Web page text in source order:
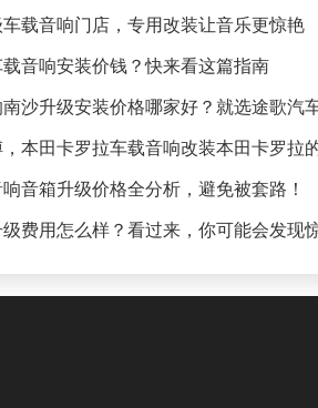
载音响门店，专用改装让音乐更惊艳
音响安装价钱？快来看这篇指南
沙升级安装价格哪家好？就选途歌汽
本田卡罗拉车载音响改装本田卡罗拉
音箱升级价格全分析，避免被套路！
费用怎么样？看过来，你可能会发现